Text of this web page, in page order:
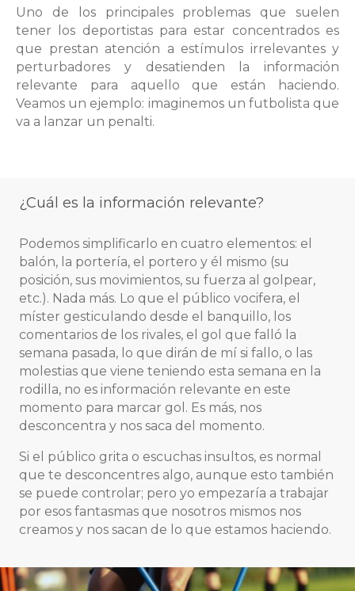
Uno de los principales problemas que suelen
tener los deportistas para estar concentrados es
que prestan atención a estímulos irrelevantes y
perturbadores y desatienden la información
relevante para aquello que están haciendo.
Veamos un ejemplo: imaginemos un futbolista que
va a lanzar un penalti.
¿Cuál es la información relevante?
Podemos simplificarlo en cuatro elementos: el
balón, la portería, el portero y él mismo (su
posición, sus movimientos, su fuerza al golpear,
etc.). Nada más. Lo que el público vocifera, el
míster gesticulando desde el banquillo, los
comentarios de los rivales, el gol que falló la
semana pasada, lo que dirán de mí si fallo, o las
molestias que viene teniendo esta semana en la
rodilla, no es información relevante en este
momento para marcar gol. Es más, nos
desconcentra y nos saca del momento.
Si el público grita o escuchas insultos, es normal
que te desconcentres algo, aunque esto también
se puede controlar; pero yo empezaría a trabajar
por esos fantasmas que nosotros mismos nos
creamos y nos sacan de lo que estamos haciendo.